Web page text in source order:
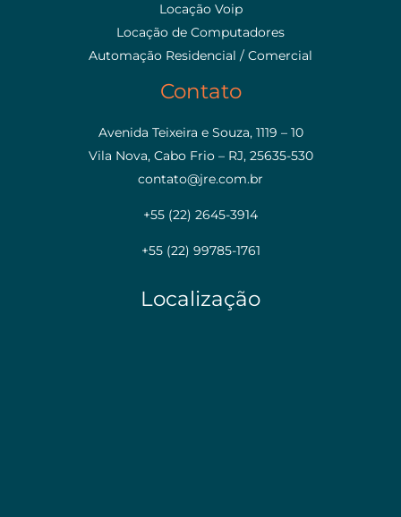
Locação Voip
Locação de Computadores
Automação Residencial / Comercial
Contato
Avenida Teixeira e Souza, 1119 – 10
Vila Nova, Cabo Frio – RJ, 25635-530
contato@jre.com.br
+55 (22) 2645-3914
+55 (22) 99785-1761
Localização